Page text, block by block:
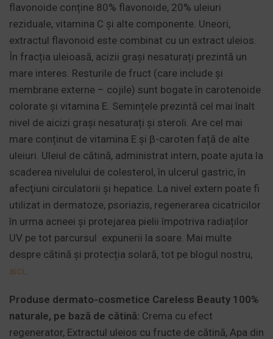
flavonoide conține 80% flavonoide, 20% uleiuri
reziduale, vitamina C și alte componente. Uneori,
extractul flavonoid este combinat cu un extract uleios.
În fracția uleioasă, acizii grași nesaturați prezintă un
mare interes. Resturile de fruct (care include și
membrane externe – cojile) sunt bogate în carotenoide
colorate și vitamina E. Semințele prezintă cel mai înalt
nivel de aicizi grași nesaturați și steroli. Are cel mai
mare conținut de vitamina E și β-caroten față de alte
uleiuri. Uleiul de cătină, administrat intern, poate ajuta la
scaderea nivelului de colesterol, în ulcerul gastric, în
afecţiuni circulatorii şi hepatice. La nivel extern poate fi
utilizat in dermatoze, psoriazis, regenerarea cicatricilor
în urma acneei și protejarea pielii împotriva radiaților
UV pe tot parcursul expunerii la soare. Mai multe
despre cătină și protecția solară, tot pe blogul nostru,
aici
Produse dermato-cosmetice Careless Beauty 100%
naturale, pe bază de cătină: Crema cu efect
regenerator, Extractul uleios cu fructe de cătină, Apa din